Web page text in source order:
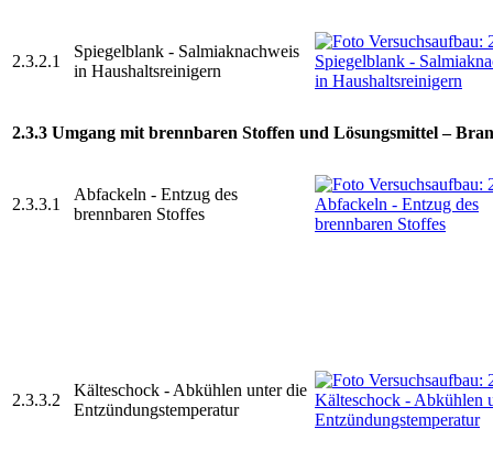
2.3.2.1
Spiegelblank - Salmiaknachweis
in Haushaltsreinigern
2.3.3 Umgang mit brennbaren Stoffen und Lösungsmittel –
2.3.3.1
Abfackeln - Entzug des
brennbaren Stoffes
2.3.3.2
Kälteschock - Abkühlen unter die
Entzündungstemperatur